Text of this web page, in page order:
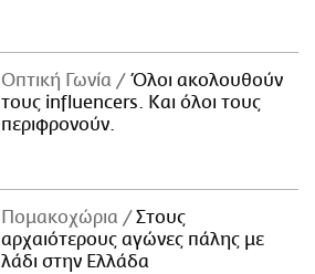
Οπτική Γωνία
Όλοι ακολουθούν
τους influencers. Και όλοι τους
περιφρονούν.
Πομακοχώρια
Στους
αρχαιότερους αγώνες πάλης με
λάδι στην Ελλάδα